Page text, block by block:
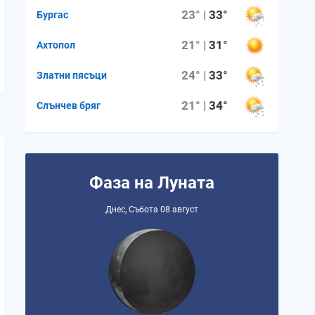
Бургас 23° |33°
Ахтопол 21° |31°
Златни пясъци 24° |33°
Слънчев бряг 21° |34°
Фаза на Луната
Днес, Събота 08 август